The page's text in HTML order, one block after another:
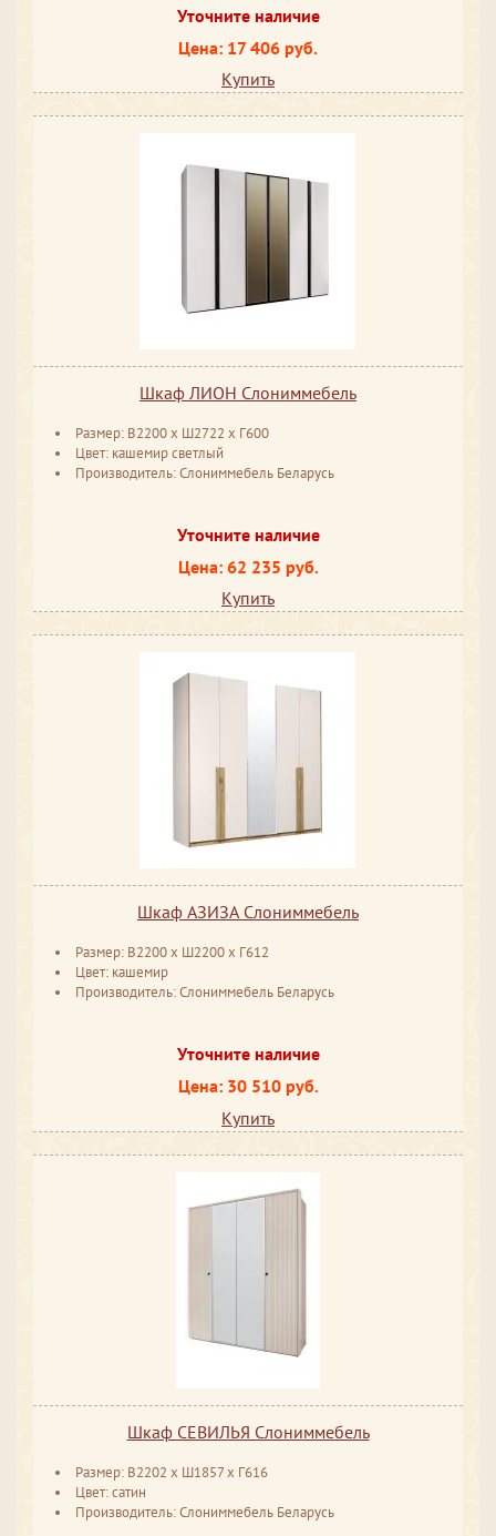
Уточните наличие
Цена: 17 406 руб.
Купить
Шкаф ЛИОН Слониммебель
Размер: В2200 х Ш2722 х Г600
Цвет: кашемир светлый
Производитель: Слониммебель Беларусь
Уточните наличие
Цена: 62 235 руб.
Купить
Шкаф АЗИЗА Слониммебель
Размер: ​​​В2200 х Ш2200 х Г612
Цвет: кашемир
Производитель: Слониммебель Беларусь
Уточните наличие
Цена: 30 510 руб.
Купить
Шкаф СЕВИЛЬЯ Слониммебель
Размер: В2202 х Ш1857 х Г616
Цвет: сатин
Производитель: Слониммебель Беларусь